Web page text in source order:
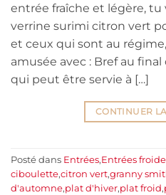
entrée fraîche et légère, tu
verrine surimi citron vert
et ceux qui sont au
amusée avec : Bref au final
qui peut être servie à […]
CONTINUER
Posté dans Entrées,Entrées
ciboulette,citron vert,granny
d'automne,plat d'hiver,plat froid,